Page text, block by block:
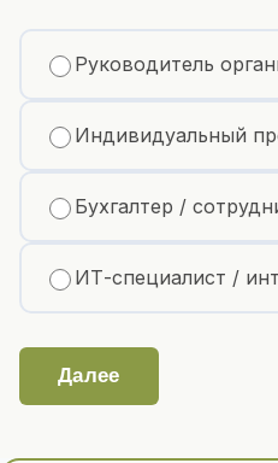
Руководитель
Индивидуальный
Бухгалтер /
ИТ-специалист /
Далее